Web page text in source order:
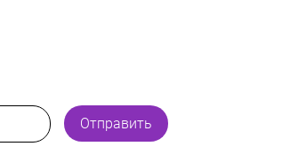
Отправить